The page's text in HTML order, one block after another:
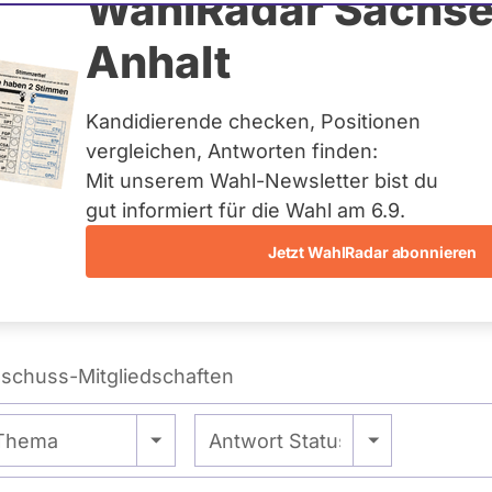
Anhalt
Kandidierende checken, Positionen
vergleichen, Antworten finden:
Mit unserem Wahl-Newsletter bist du
gut informiert für die Wahl am 6.9.
Jetzt WahlRadar abonnieren
Bruchsal
Wie tickt Thorsten Schwarz?
Mitgliedschaften
Alle - Antwort Status
- Alle -